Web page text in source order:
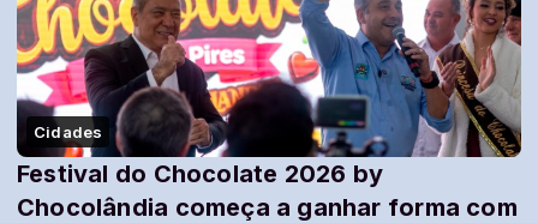
Cidades
Festival do Chocolate 2026 by
Chocolândia começa a ganhar forma com